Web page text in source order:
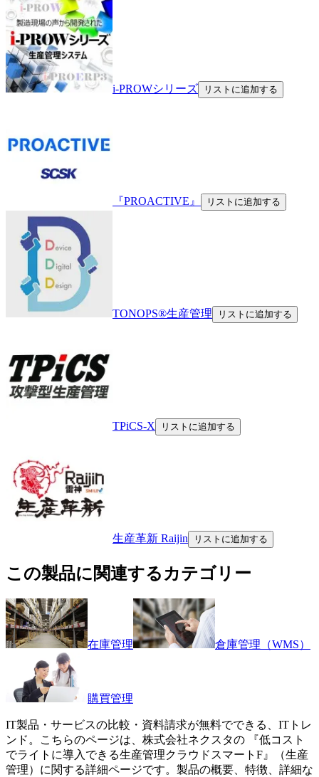
i-PROWシリーズ リストに追加する
『PROACTIVE』 リストに追加する
TONOPS®生産管理 リストに追加する
TPiCS-X リストに追加する
生産革新 Raijin リストに追加する
この製品に関連するカテゴリー
在庫管理 倉庫管理（WMS）
購買管理
IT製品・サービスの比較・資料請求が無料でできる、ITトレ
ンド。こちらのページは、 株式会社ネクスタの 『低コスト
でライトに導入できる生産管理クラウドスマートF』（生産
管理）に関する詳細ページです。製品の概要、特徴、詳細な